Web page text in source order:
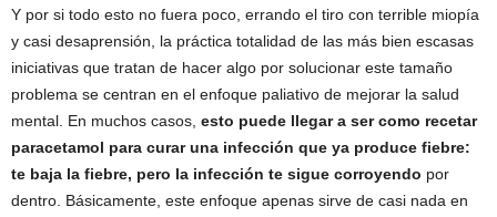
Y por si todo esto no fuera poco, errando el tiro con terrible miopía
y casi desaprensión, la práctica totalidad de las más bien escasas
iniciativas que tratan de hacer algo por solucionar este tamaño
problema se centran en el enfoque paliativo de mejorar la salud
mental. En muchos casos, esto puede llegar a ser como recetar
paracetamol para curar una infección que ya produce fiebre:
te baja la fiebre, pero la infección te sigue corroyendo por
dentro. Básicamente, este enfoque apenas sirve de casi nada en